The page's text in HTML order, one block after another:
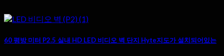
60 평방 미터 P2.5 실내 HD LED 비디오 벽 단지 Hyte지도가 설치되어있는